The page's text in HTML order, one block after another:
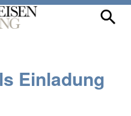
Einladung